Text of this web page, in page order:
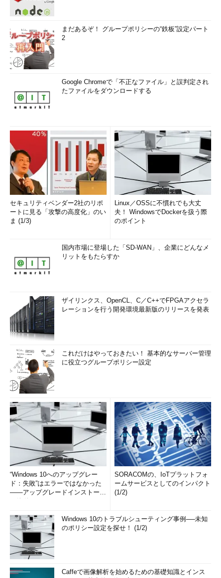
まだあるぞ！ グループポリシーの“鉄板”設定パート
2
Google Chromeで「不正なファイル」と誤判定され
たファイルをダウンロードする
セキュリティベンダー2社のリポ
ートに見る「攻撃の高度化」のい
ま (1/3)
Linux／OSSに不慣れでも大丈
夫！ WindowsでDockerを扱う際
のポイント
国内市場に登場した「SD-WAN」、企業にどんなメ
リットをもたらすか
ザイリンクス、OpenCL、C／C++でFPGAアクセラ
レーションを行う開発環境最新版のリリースを発表
これだけはやっておきたい！ 基本的なサーバー管理
に役立つグループポリシー設定
“Windows 10へのアップグレー
ド：失敗”はエラーではなかった
――アップグレードインストール
SORACOMの、IoTプラットフォ
ームサービスとしてのインパクト
(1/2)
Windows 10のトラブルシューティング事例──未知
のポリシー設定を探せ！ (1/2)
Caffeで画像解析を始めるための基礎知識とインス